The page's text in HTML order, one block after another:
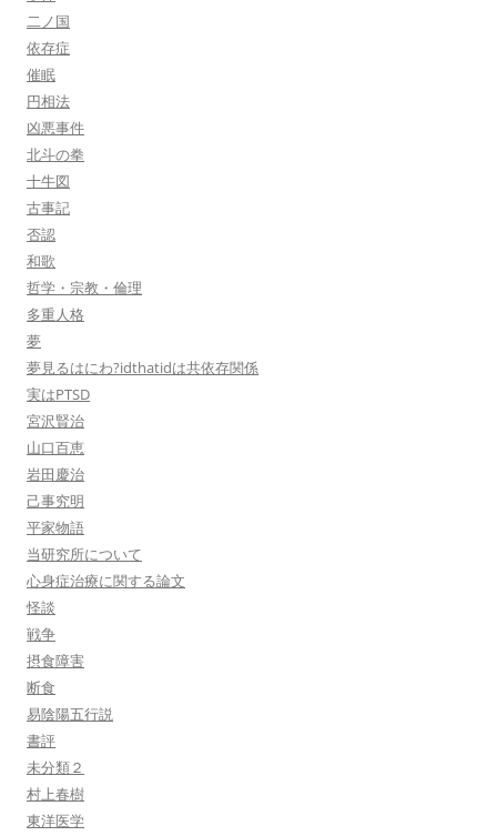
二ノ国
依存症
催眠
円相法
凶悪事件
北斗の拳
十牛図
古事記
否認
和歌
哲学・宗教・倫理
多重人格
夢
夢見るはにわ?idthatidは共依存関係
実はPTSD
宮沢賢治
山口百恵
岩田慶治
己事究明
平家物語
当研究所について
心身症治療に関する論文
怪談
戦争
摂食障害
断食
易陰陽五行説
書評
未分類２
村上春樹
東洋医学